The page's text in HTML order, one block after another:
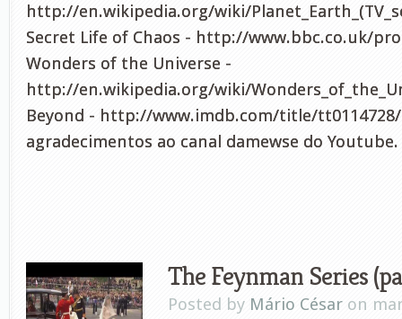
http://en.wikipedia.org/wiki/
Secret Life of Chaos - http://www.bbc.co.uk/
Wonders of the Universe -
http://en.wikipedia.org/wiki/
Beyond - http://www.imdb.com/title/tt0114728/
agradecimentos ao canal damewse do Youtube.
The Feynman Series
Posted by Mário César on